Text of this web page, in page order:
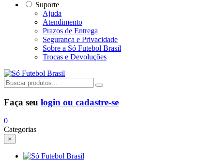
Suporte
Ajuda
Atendimento
Prazos de Entrega
Segurança e Privacidade
Sobre a Só Futebol Brasil
Trocas e Devoluções
Faça seu login ou cadastre-se
0
Categorias
×